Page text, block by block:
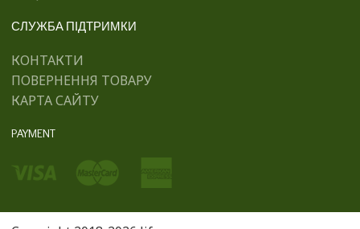
СЛУЖБА ПІДТРИМКИ
КОНТАКТИ
ПОВЕРНЕННЯ ТОВАРУ
КАРТА САЙТУ
PAYMENT